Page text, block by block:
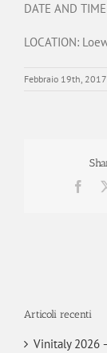
DATE AND
LOCATION:
Febbraio 19th, 2017
Articoli recenti
Vinitaly 2026